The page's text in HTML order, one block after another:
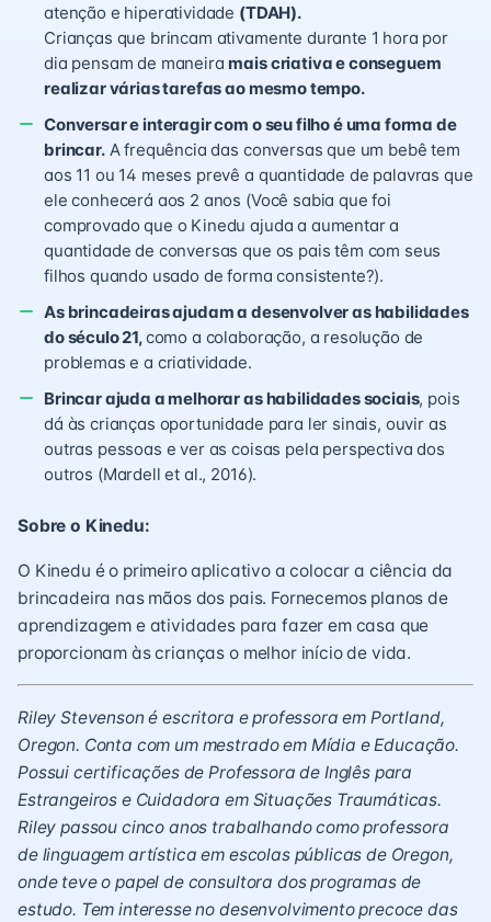
atenção e hiperatividade (TDAH).
Crianças que brincam ativamente durante 1 hora por
dia pensam de maneira mais criativa e conseguem
realizar várias tarefas ao mesmo tempo.
Conversar e interagir com o seu filho é uma forma de
brincar.A frequência das conversas que um bebê tem
aos 11 ou 14 meses prevê a quantidade de palavras que
ele conhecerá aos 2 anos (Você sabia que foi
comprovado que o Kinedu ajuda a aumentar a
quantidade de conversas que os pais têm com seus
filhos quando usado de forma consistente?).
As brincadeiras ajudam a desenvolver as habilidades
do século 21,como a colaboração, a resolução de
problemas e a criatividade.
Brincar ajuda a melhorar as habilidades sociais, pois
dá às crianças oportunidade para ler sinais, ouvir as
outras pessoas e ver as coisas pela perspectiva dos
outros (Mardell et al., 2016).
Sobre o Kinedu:
O Kinedu é o primeiro aplicativo a colocar a ciência da
brincadeira nas mãos dos pais. Fornecemos planos de
aprendizagem e atividades para fazer em casa que
proporcionam às crianças o melhor início de vida.
Riley Stevenson é escritora e professora em Portland,
Oregon. Conta com um mestrado em Mídia e Educação.
Possui certificações de Professora de Inglês para
Estrangeiros e Cuidadora em Situações Traumáticas.
Riley passou cinco anos trabalhando como professora
de linguagem artística em escolas públicas de Oregon,
onde teve o papel de consultora dos programas de
estudo. Tem interesse no desenvolvimento precoce das